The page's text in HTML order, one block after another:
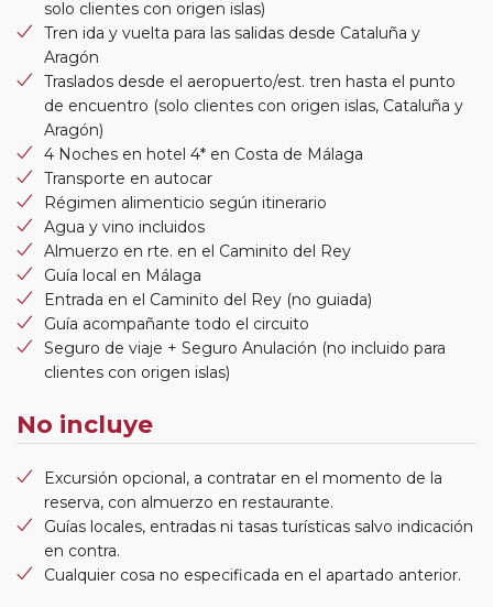
solo clientes con origen islas)
Tren ida y vuelta para las salidas desde Cataluña y
Aragón
Traslados desde el aeropuerto/est. tren hasta el punto
de encuentro (solo clientes con origen islas, Cataluña y
Aragón)
4 Noches en hotel 4* en Costa de Málaga
Transporte en autocar
Régimen alimenticio según itinerario
Agua y vino incluidos
Almuerzo en rte. en el Caminito del Rey
Guía local en Málaga
Entrada en el Caminito del Rey (no guiada)
Guía acompañante todo el circuito
Seguro de viaje + Seguro Anulación (no incluido para
clientes con origen islas)
No incluye
Excursión opcional, a contratar en el momento de la
reserva, con almuerzo en restaurante.
Guías locales, entradas ni tasas turísticas salvo indicación
en contra.
Cualquier cosa no especificada en el apartado anterior.